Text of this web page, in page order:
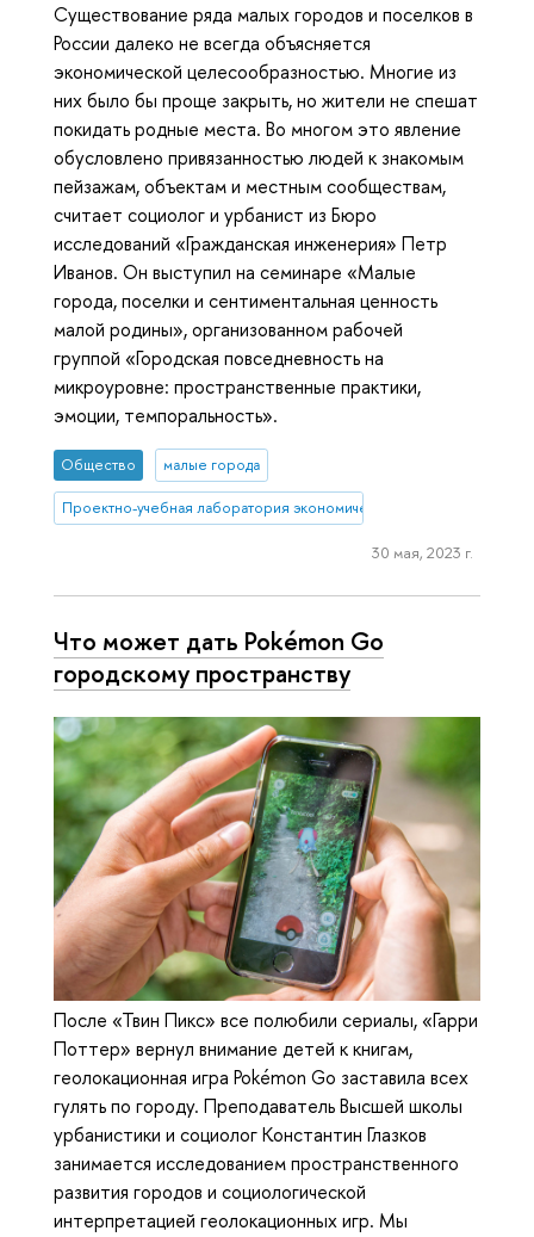
Существование ряда малых городов и поселков в
России далеко не всегда объясняется
экономической целесообразностью. Многие из
них было бы проще закрыть, но жители не спешат
покидать родные места. Во многом это явление
обусловлено привязанностью людей к знакомым
пейзажам, объектам и местным сообществам,
считает социолог и урбанист из Бюро
исследований «Гражданская инженерия» Петр
Иванов. Он выступил на семинаре «Малые
города, поселки и сентиментальная ценность
малой родины», организованном рабочей
группой «Городская повседневность на
микроуровне: пространственные практики,
эмоции, темпоральность».
Общество малые города
Проектно-учебная лаборатория экономической журналистики
30 мая, 2023 г.
Что может дать Pokémon Go
городскому пространству
После «Твин Пикс» все полюбили сериалы, «Гарри
Поттер» вернул внимание детей к книгам,
геолокационная игра Pokémon Go заставила всех
гулять по городу. Преподаватель Высшей школы
урбанистики и социолог Константин Глазков
занимается исследованием пространственного
развития городов и социологической
интерпретацией геолокационных игр. Мы